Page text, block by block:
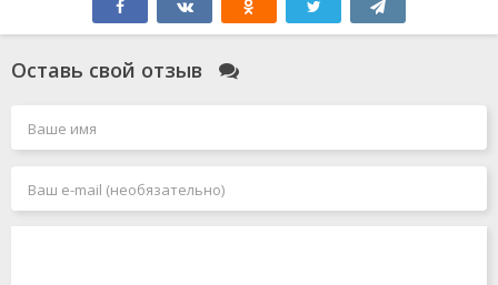
Оставь свой отзыв